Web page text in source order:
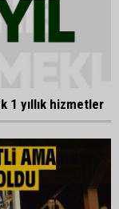
1 yıllık hizmetler